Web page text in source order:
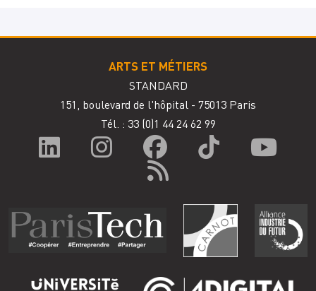
ARTS ET MÉTIERS
STANDARD
151, boulevard de l'hôpital - 75013 Paris
Tél. : 33 (0)1 44 24 62 99